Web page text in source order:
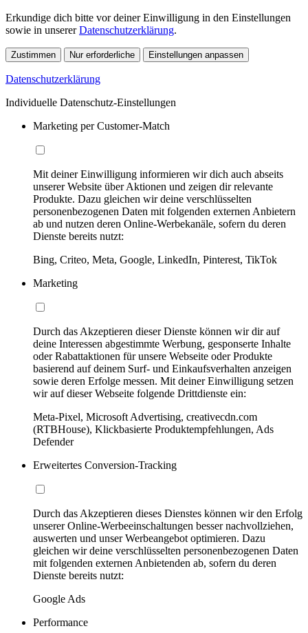
Erkundige dich bitte vor deiner Einwilligung in den Einstellungen
sowie in unsererDatenschutzerklärung.
Zustimmen Nur erforderliche Einstellungen anpassen
Datenschutzerklärung
Individuelle Datenschutz-Einstellungen
Marketing per Customer-Match
Mit deiner Einwilligung informieren wir dich auch abseits
unserer Website über Aktionen und zeigen dir relevante
Produkte. Dazu gleichen wir deine verschlüsselten
personenbezogenen Daten mit folgenden externen Anbietern
ab und nutzen deren Online-Werbekanäle, sofern du deren
Dienste bereits nutzt:
Bing, Criteo, Meta, Google, LinkedIn, Pinterest, TikTok
Marketing
Durch das Akzeptieren dieser Dienste können wir dir auf
deine Interessen abgestimmte Werbung, gesponserte Inhalte
oder Rabattaktionen für unsere Webseite oder Produkte
basierend auf deinem Surf- und Einkaufsverhalten anzeigen
sowie deren Erfolge messen. Mit deiner Einwilligung setzen
wir auf dieser Webseite folgende Drittdienste ein:
Meta-Pixel, Microsoft Advertising, creativecdn.com
(RTBHouse), Klickbasierte Produktempfehlungen, Ads
Defender
Erweitertes Conversion-Tracking
Durch das Akzeptieren dieses Dienstes können wir den Erfolg
unserer Online-Werbeeinschaltungen besser nachvollziehen,
auswerten und unser Werbeangebot optimieren. Dazu
gleichen wir deine verschlüsselten personenbezogenen Daten
mit folgenden externen Anbietenden ab, sofern du deren
Dienste bereits nutzt:
Google Ads
Performance